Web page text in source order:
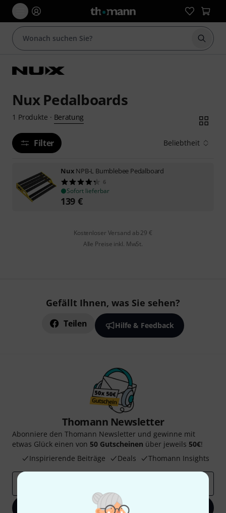
Suche
Nux Pedalboards
1 Produkte · Beratung
Filter Beliebtheit
Nux NPB-L Bumblebee Pedalboard
6
Sofort lieferbar
139 €
Kostenloser Versand ab 29 €
Alle Preise inkl. MwSt.
Gefällt Ihnen, was Sie sehen?
Teilen Hilfe & Feedback
Thomann Newsletter
Abonniere den Thomann Newsletter und gewinne mit
etwas Glück einen von 50 Gutscheinen über jeweils 50€!
Inspirierende Beiträge
Deals Thomann Insights
Jetzt anmelden